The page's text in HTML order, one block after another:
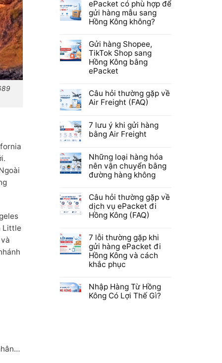
Little
ePacket có phù hợp để
gửi hàng mẫu sang
Hồng Kông không?
Gửi hàng Shopee,
TikTok Shop sang
Hồng Kông bằng
ePacket
Câu hỏi thường gặp về
Air Freight (FAQ)
7 lưu ý khi gửi hàng
bằng Air Freight
Những loại hàng hóa
nên vận chuyển bằng
đường hàng không
Câu hỏi thường gặp về
dịch vụ ePacket đi
Hồng Kông (FAQ)
7 lỗi thường gặp khi
gửi hàng ePacket đi
Hồng Kông và cách
khắc phục
Nhập Hàng Từ Hồng
Kông Có Lợi Thế Gì?